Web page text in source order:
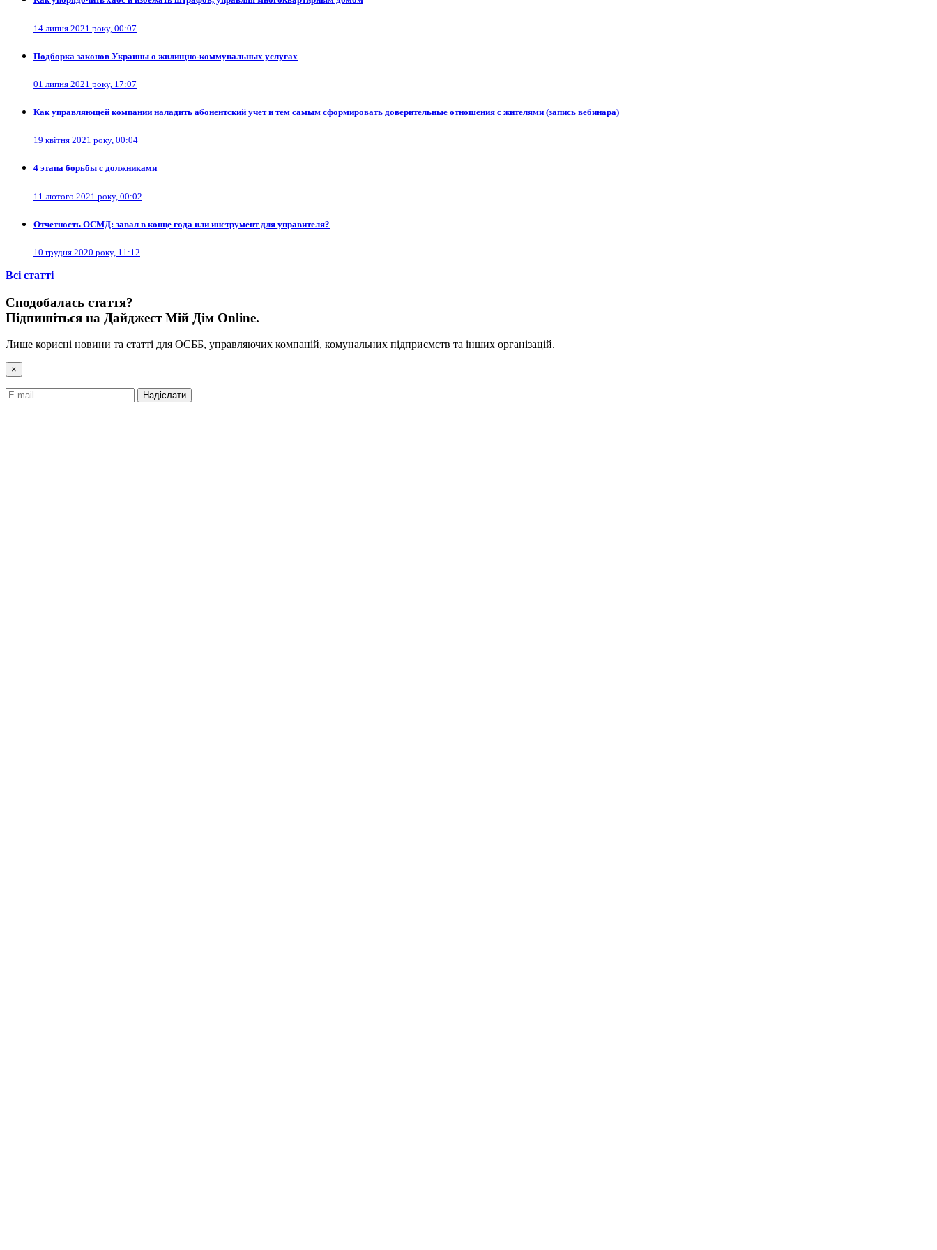
14 липня 2021 року, 00:07
Подборка законов Украины о жилищно-коммунальных услугах
01 липня 2021 року, 17:07
Как управляющей компании наладить абонентский учет и тем самым сформировать доверительные отношения с жителями (запись вебинара)
19 квітня 2021 року, 00:04
4 этапа борьбы с должниками
11 лютого 2021 року, 00:02
Отчетность ОСМД: завал в конце года или инструмент для управителя?
10 грудня 2020 року, 11:12
Всі cтатті
Сподобалась стаття?
Підпишіться на Дайджест Мій Дім Online.
Лише корисні новини та статті для ОСББ, управляючих компаній, комунальних підприємств та інших організацій.
×
Надіслати